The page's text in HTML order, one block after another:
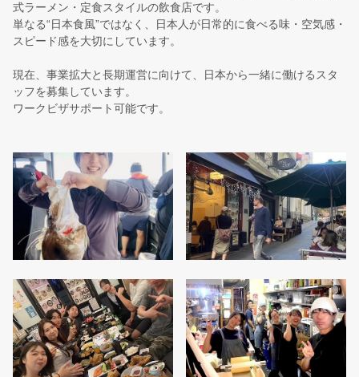
式ラーメン・定食スタイルの飲食店です。
単なる“日本食風”ではなく、日本人が日常的に食べる味・空気感・
スピード感を大切にしています。
現在、事業拡大と長期運営に向けて、日本から一緒に働けるスタ
ッフを募集しています。
ワークビザサポート可能です。